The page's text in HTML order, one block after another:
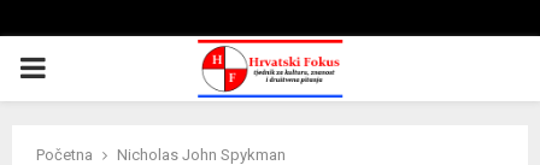
PRIMARY
Početna Nicholas John Spykman